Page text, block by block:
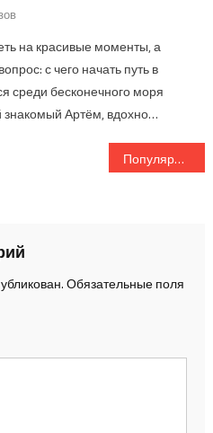
на красивые моменты, а
с чего начать путь в
среди бесконечного моря
Артём, вдохно…
Популярные тренды визуального контента в 2025 году: что ищут и смотрят
Обязательные поля